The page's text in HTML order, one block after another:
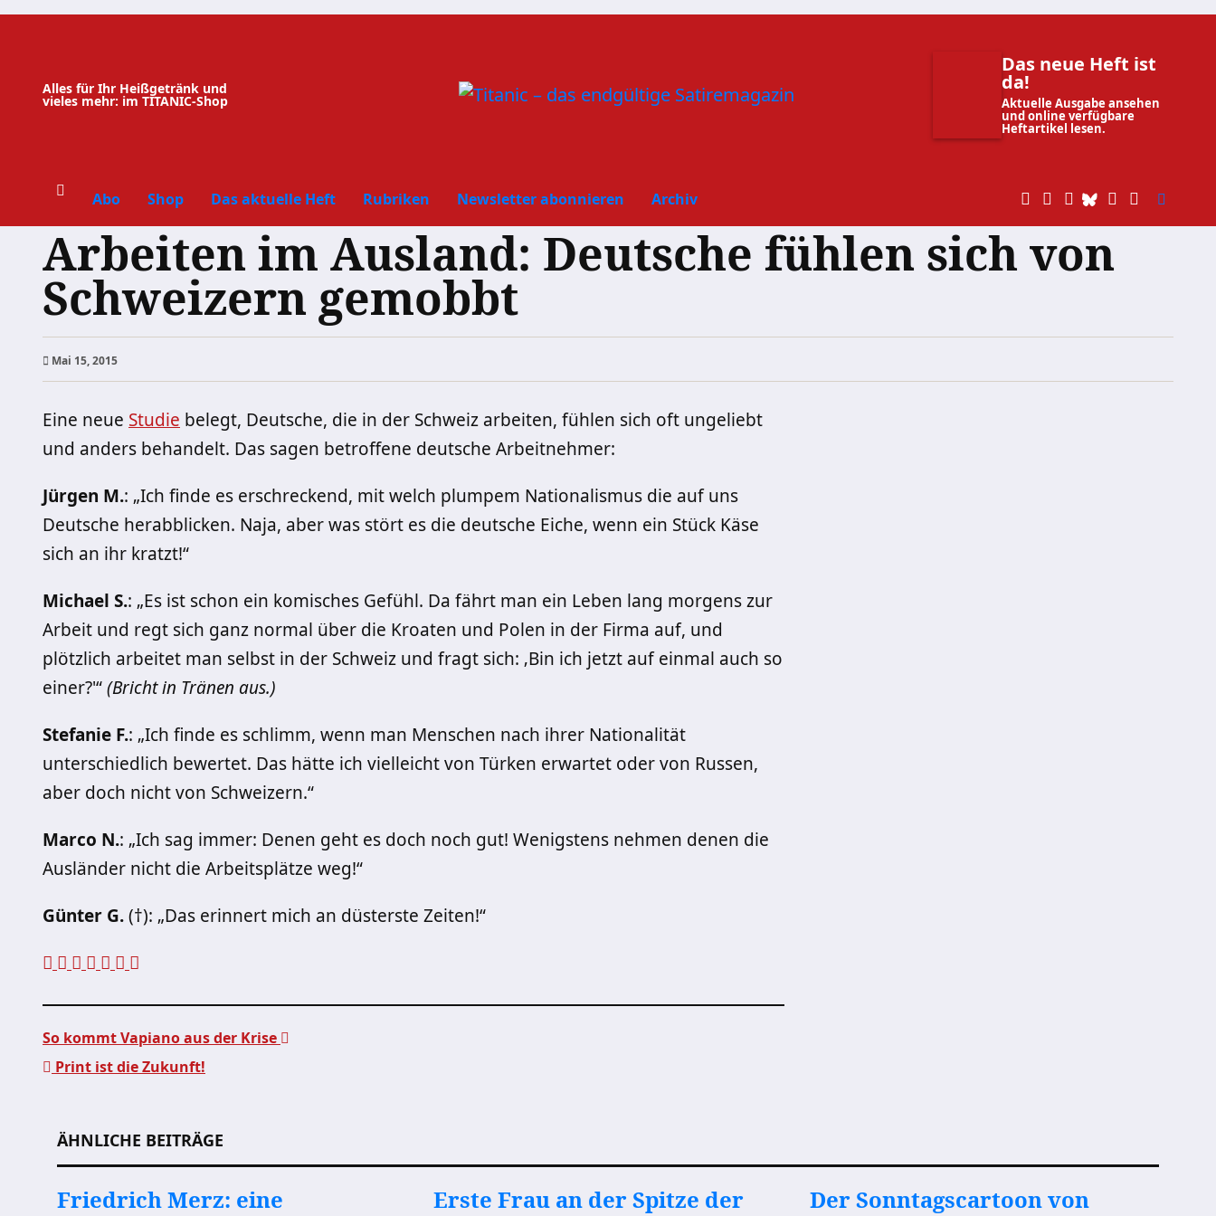
Zum
Alles für Ihr Heißgetränk und
vieles mehr: im TITANIC-Shop
Das neue Heft ist
da!
Aktuelle Ausgabe ansehen
und online verfügbare
Heftartikel lesen.
Abo Shop Das aktuelle Heft Rubriken Newsletter abonnieren Archiv
Arbeiten im Ausland: Deutsche fühlen sich von
Schweizern gemobbt
Mai 15, 2015
Eine neue Studie belegt, Deutsche, die in der Schweiz arbeiten, fühlen sich oft ungeliebt
und anders behandelt. Das sagen betroffene deutsche Arbeitnehmer:
Jürgen M.: „Ich finde es erschreckend, mit welch plumpem Nationalismus die auf uns
Deutsche herabblicken. Naja, aber was stört es die deutsche Eiche, wenn ein Stück Käse
sich an ihr kratzt!“
Michael S.: „Es ist schon ein komisches Gefühl. Da fährt man ein Leben lang morgens zur
Arbeit und regt sich ganz normal über die Kroaten und Polen in der Firma auf, und
plötzlich arbeitet man selbst in der Schweiz und fragt sich: ‚Bin ich jetzt auf einmal auch so
einer?'“(Bricht in Tränen aus.)
Stefanie F.: „Ich finde es schlimm, wenn man Menschen nach ihrer Nationalität
unterschiedlich bewertet. Das hätte ich vielleicht von Türken erwartet oder von Russen,
aber doch nicht von Schweizern.“
Marco N.: „Ich sag immer: Denen geht es doch noch gut! Wenigstens nehmen denen die
Ausländer nicht die Arbeitsplätze weg!“
Günter G.(†): „Das erinnert mich an düsterste Zeiten!“
So kommt Vapiano aus der Krise
Print ist die Zukunft!
ÄHNLICHE BEITRÄGE
Friedrich Merz: eine
Erste Frau an der Spitze der
Der Sonntagscartoon von